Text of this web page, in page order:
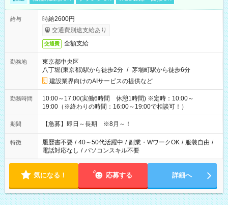
給与
時給2600円
交通費別途支給あり
交通費 全額支給
勤務地
東京都中央区
八丁堀(東京都)駅から徒歩2分 / 茅場町駅から徒歩6分
建設業界向けのAIサービスの提供など
勤務時間
10:00～17:00(実働6時間 休憩1時間) ※定時：10:00～
19:00（※終わりの時間：16:00～19:00で相談可！）
期間 【急募】即日～長期 ※8月～！
特徴 履歴書不要 / 40～50代活躍中 / 副業・WワークOK / 服装自由 /
電話対応なし / パソコンスキル不要
気になる！ 応募する 詳細へ